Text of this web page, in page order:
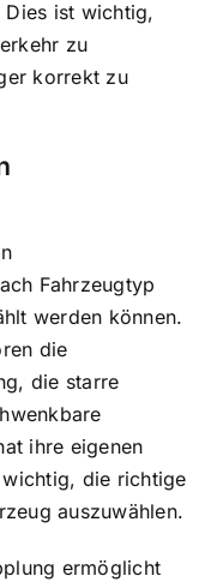
Dies ist wichtig,
zu
korrekt zu
Fahrzeugtyp
werden können.
die
die starre
ihre eigenen
die richtige
auszuwählen.
ermöglicht